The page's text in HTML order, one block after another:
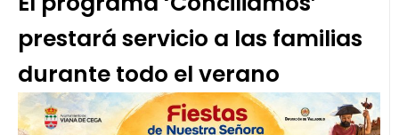
prestará servicio a las familias
durante todo el verano